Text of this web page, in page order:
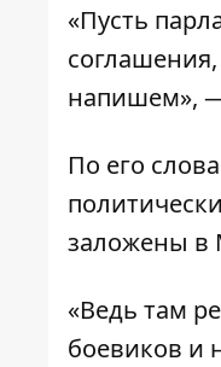
«Пусть
напишем»,
По его
заложены в
«Ведь там
боевиков и